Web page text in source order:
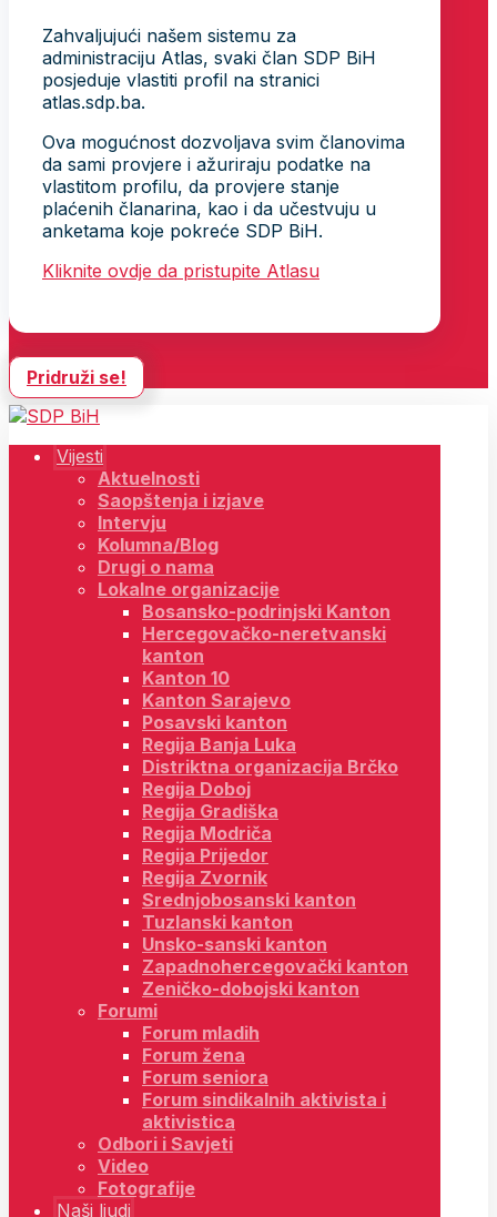
Zahvaljujući našem sistemu za
administraciju Atlas, svaki član SDP BiH
posjeduje vlastiti profil na stranici
atlas.sdp.ba.
Ova mogućnost dozvoljava svim članovima
da sami provjere i ažuriraju podatke na
vlastitom profilu, da provjere stanje
plaćenih članarina, kao i da učestvuju u
anketama koje pokreće SDP BiH.
Kliknite ovdje da pristupite Atlasu
Pridruži se!
Vijesti
Aktuelnosti
Saopštenja i izjave
Intervju
Kolumna/Blog
Drugi o nama
Lokalne organizacije
Bosansko-podrinjski Kanton
Hercegovačko-neretvanski
kanton
Kanton 10
Kanton Sarajevo
Posavski kanton
Regija Banja Luka
Distriktna organizacija Brčko
Regija Doboj
Regija Gradiška
Regija Modriča
Regija Prijedor
Regija Zvornik
Srednjobosanski kanton
Tuzlanski kanton
Unsko-sanski kanton
Zapadnohercegovački kanton
Zeničko-dobojski kanton
Forumi
Forum mladih
Forum žena
Forum seniora
Forum sindikalnih aktivista i
aktivistica
Odbori i Savjeti
Video
Fotografije
Naši ljudi